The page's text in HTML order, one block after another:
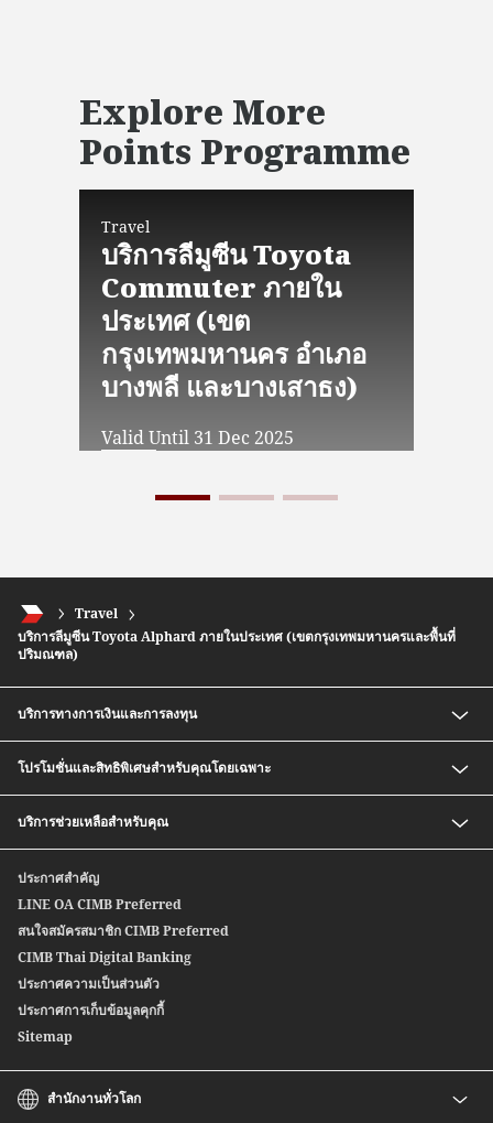
Explore More
Points Programme
Travel
บริการลีมูซีน Toyota
Commuter ภายใน
ประเทศ (เขต
กรุงเทพมหานคร อำเภอ
บางพลี และบางเสาธง)
Valid Until 31 Dec 2025
Travel
บริการลีมูซีน Toyota Alphard ภายในประเทศ (เขตกรุงเทพมหานครและพื้นที่
ปริมณฑล)
บริการทางการเงินและการลงทุน
กองทุนรวม
บริการซื้อ-ขายตราสารหนี้ก่อนครบกำหนด
หุ้นกู้อนุพันธ์แฝง
บริการซื้อ-ขายตราสารหนี้สกุลเงินต่างประเทศ
สปีดเซนด์
ซีไอเอ็มบี ไทย บริการโอนเงินระหว่างประเทศ
Wealth Credit Line
หุ้นกู้ตลาดแรก
โปรโมชั่นและสิทธิพิเศษสำหรับคุณโดยเฉพาะ
Safe Deposit Box Privilege
บริการช่วยเหลือสำหรับคุณ
สาขาของเรา
ประกาศสำคัญ
LINE OA CIMB Preferred
สนใจสมัครสมาชิก CIMB Preferred
CIMB Thai Digital Banking
ประกาศความเป็นส่วนตัว
ประกาศการเก็บข้อมูลคุกกี้
Sitemap
สำนักงานทั่วโลก